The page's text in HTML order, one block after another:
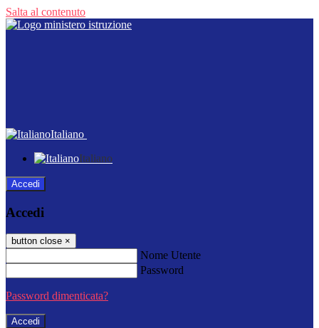
Salta al contenuto
Italiano
Italiano
Accedi
Accedi
button close ×
Nome Utente
Password
Password dimenticata?